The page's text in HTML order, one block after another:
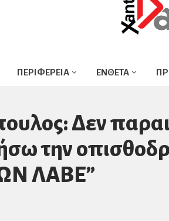
ΠΕΡΙΦΕΡΕΙΑ ΕΝΘΕΤΑ
Δεν
την
ΛΑΒΕ”